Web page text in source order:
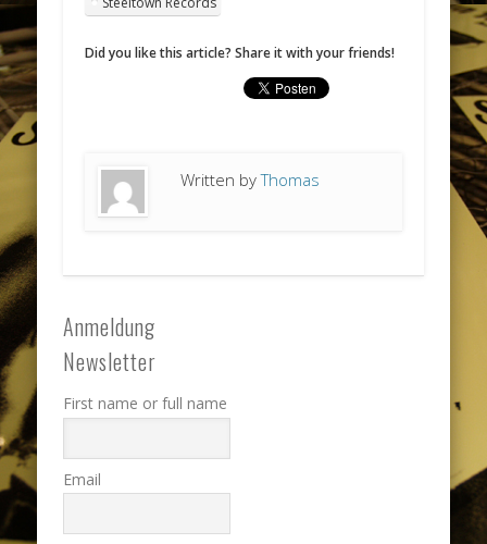
Did you like this article? Share it with your friends!
Written byThomas
Anmeldung
Newsletter
First name or full name
Email